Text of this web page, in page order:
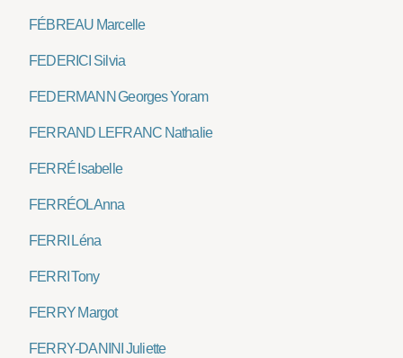
FÉBREAU Marcelle
FEDERICI Silvia
FEDERMANN Georges Yoram
FERRAND LEFRANC Nathalie
FERRÉ Isabelle
FERRÉOL Anna
FERRI Léna
FERRI Tony
FERRY Margot
FERRY-DANINI Juliette